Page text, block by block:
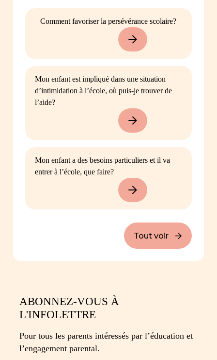
Comment favoriser la persévérance scolaire?
Mon enfant est impliqué dans une situation
d’intimidation à l’école, où puis-je trouver de
l’aide?
Mon enfant a des besoins particuliers et il va
entrer à l’école, que faire?
Tout voir
ABONNEZ-VOUS À
L'INFOLETTRE
Pour tous les parents intéressés par l’éducation et
l’engagement parental.